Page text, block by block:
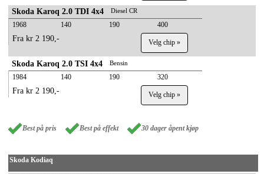
Skoda Karoq 2.0 TDI 4x4 Diesel CR
1968 140 190 400
Fra kr 2 190,- Velg chip »
Skoda Karoq 2.0 TSI 4x4 Bensin
1984 140 190 320
Fra kr 2 190,- Velg chip »
Best på pris Best på effekt 30 dager åpent kjøp
Skoda Kodiaq